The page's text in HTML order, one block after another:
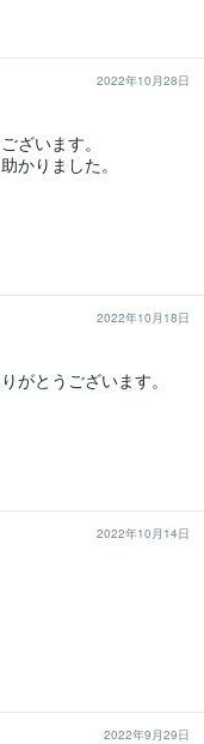
2022年10月28日
ざいます。
かりました。
2022年10月18日
がとうございます。
2022年10月14日
2022年9月29日